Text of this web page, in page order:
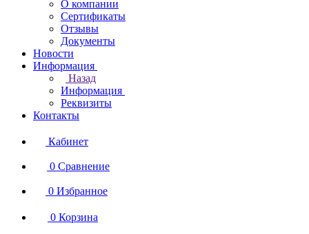
О компании
Сертификаты
Отзывы
Документы
Новости
Информация
Назад
Информация
Реквизиты
Контакты
Кабинет
0 Сравнение
0 Избранное
0 Корзина